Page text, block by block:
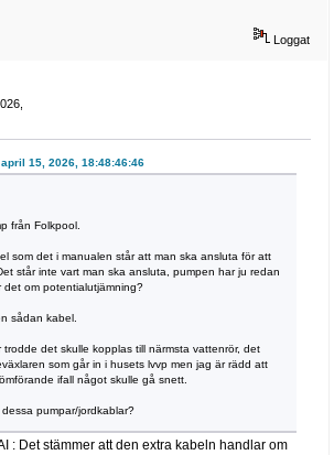
Loggat
15, 2026, 18:48:46:46
från Folkpool.
som det i manualen står att man ska ansluta för att
står inte vart man ska ansluta, pumpen har ju redan
det om potentialutjämning?
sådan kabel.
trodde det skulle kopplas till närmsta vattenrör, det
som går in i husets lvvp men jag är rädd att
ifall något skulle gå snett.
pumpar/jordkablar?
: Det stämmer att den extra kabeln handlar om